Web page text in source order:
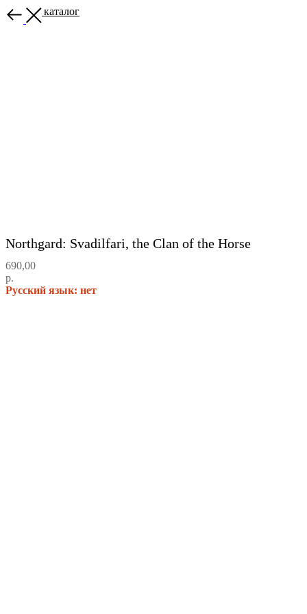
Назад в каталог
Northgard: Svadilfari, the Clan of the Horse
690,00
р.
Русский язык: нет